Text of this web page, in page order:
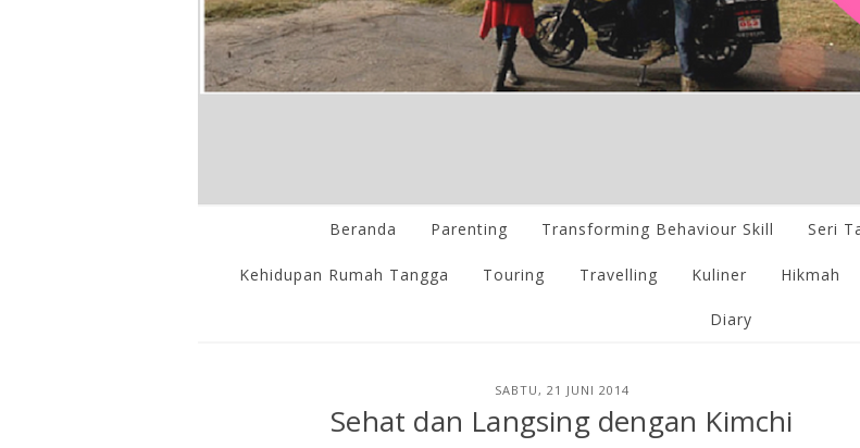
Beranda Parenting Transforming Behaviour Skill Seri
Kehidupan Rumah Tangga Touring Travelling Kuliner Hikmah
Diary
SABTU, 21 JUNI 2014
Sehat dan Langsing dengan Kimchi